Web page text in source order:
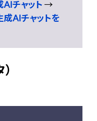
チャット→
AIチャットを